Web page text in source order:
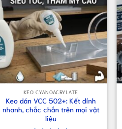
KEO CYANOACRYLATE
Keo dán VCC 502+: Kết dính
nhanh, chắc chắn trên mọi vật
liệu